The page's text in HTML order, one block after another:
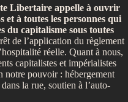
Libertaire appelle à ouvrir
et à toutes les personnes qui
du capitalisme sous toutes
de l’application du règlement
réelle. Quant à nous,
capitalistes et impérialistes
notre pouvoir : hébergement
la rue, soutien à l’auto-